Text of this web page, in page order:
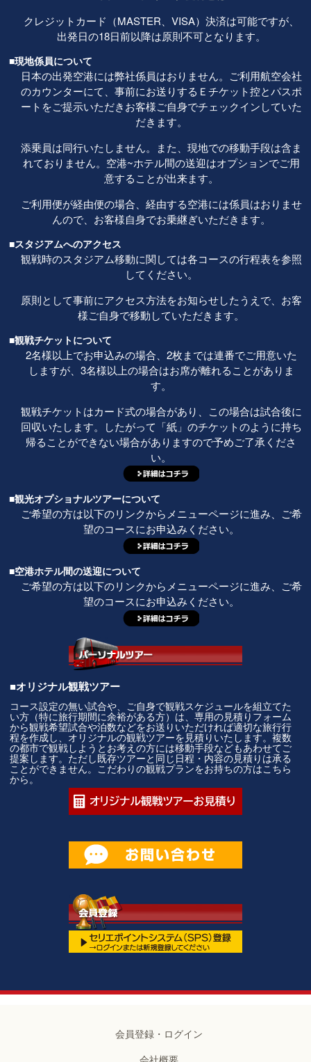
クレジットカード（MASTER、VISA）決済は可能ですが、
出発日の18日前以降は原則不可となります。
■現地係員について
日本の出発空港には弊社係員はおりません。ご利用航空会社
のカウンターにて、事前にお送りするＥチケット控とパスポ
ートをご提示いただきお客様ご自身でチェックインしていた
だきます。
添乗員は同行いたしません。また、現地での移動手段は含ま
れておりません。空港~ホテル間の送迎はオプションでご用
意することが出来ます。
ご利用便が経由便の場合、経由する空港には係員はおりませ
んので、お客様自身でお乗継ぎいただきます。
■スタジアムへのアクセス
観戦時のスタジアム移動に関しては各コースの行程表を参照
してください。
原則として事前にアクセス方法をお知らせしたうえで、お客
様ご自身で移動していただきます。
■観戦チケットについて
2名様以上でお申込みの場合、2枚までは連番でご用意いた
しますが、3名様以上の場合はお席が離れることがありま
す。
観戦チケットはカード式の場合があり、この場合は試合後に
回収いたします。したがって「紙」のチケットのように持ち
帰ることができない場合がありますので予めご了承くださ
い。
■観光オプショナルツアーについて
ご希望の方は以下のリンクからメニューページに進み、ご希
望のコースにお申込みください。
■空港ホテル間の送迎について
ご希望の方は以下のリンクからメニューページに進み、ご希
望のコースにお申込みください。
■オリジナル観戦ツアー
コース設定の無い試合や、ご自身で観戦スケジュールを組立てた
い方（特に旅行期間に余裕がある方）は、専用の見積りフォーム
から観戦希望試合や泊数などをお送りいただければ適切な旅行行
程を作成し、オリジナルの観戦ツアーを見積りいたします。複数
の都市で観戦しようとお考えの方には移動手段などもあわせてご
提案します。ただし既存ツアーと同じ日程・内容の見積りは承る
ことができません。こだわりの観戦プランをお持ちの方はこちら
から。
会員登録・ログイン
会社概要